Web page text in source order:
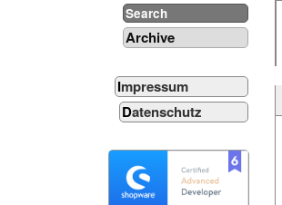
Search
Archive
Impressum
Datenschutz